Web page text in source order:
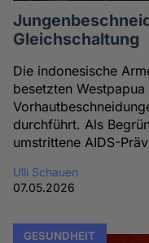
Gleichschaltung
Die indonesische
besetzten
durchführt. Als
umstrittene AIDS-
Ulli Schauen
07.05.2026
GESUNDHEIT